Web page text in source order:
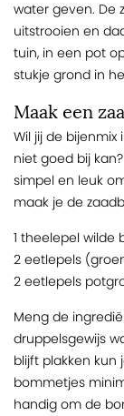
water geven. De
uitstrooien en
tuin, in een pot
stukje grond in
Maak een
Wil jij de bijenmix
niet goed bij
simpel en leuk
maak je de
1 theelepel wilde
2 eetlepels
2 eetlepels
Meng de
druppelsgewijs
blijft plakken kun
bommetjes
handig om de